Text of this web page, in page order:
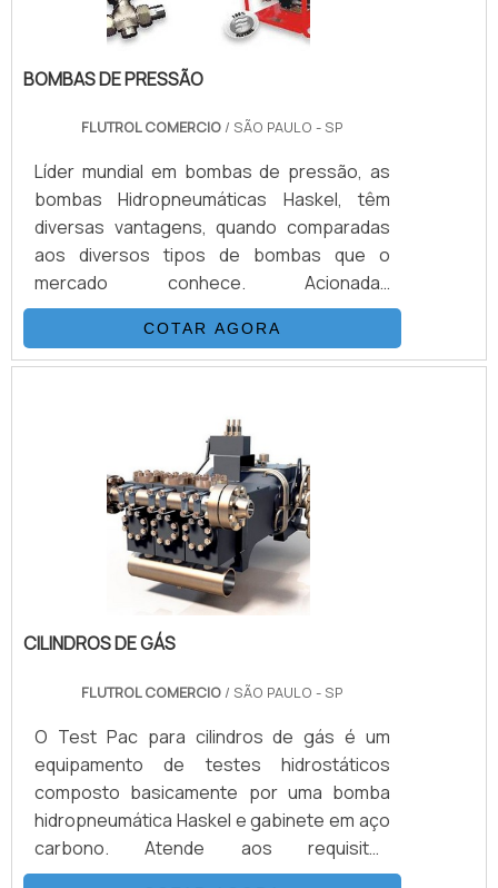
BOMBAS DE PRESSÃO
FLUTROL COMERCIO / SÃO PAULO - SP
Líder mundial em bombas de pressão, as
bombas Hidropneumáticas Haskel, têm
diversas vantagens, quando comparadas
aos diversos tipos de bombas que o
mercado conhece. Acionadas
pneumaticamente, através de uma relação
de área de pistão, transformam a pressão
pneumática em pressão hidráulica. Por
transforma 1 BAR de pressão de ar em 36
BAR de pressão de saída
hidráulica.INFORMAÇÕES ADICIONAIS
SOBRE O PRODUTOAs Bombas Haskel
variam de tamanho de acordo com pressão
COTAR AGORA
CILINDROS DE GÁS
FLUTROL COMERCIO / SÃO PAULO - SP
O Test Pac para cilindros de gás é um
equipamento de testes hidrostáticos
composto basicamente por uma bomba
hidropneumática Haskel e gabinete em aço
carbono. Atende aos requisitos
estabelecidos pela portaria INMETRO/IPEM